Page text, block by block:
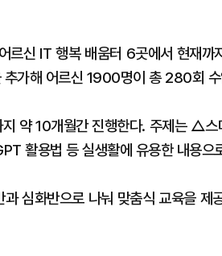
르신 IT 행복 배움터 6곳에서 현재
추가해 어르신 1900명이 총 280회
지 약 10개월간 진행한다. 주제는 △
활용법 등 실생활에 유용한 내용으
심화반으로 나눠 맞춤식 교육을 제